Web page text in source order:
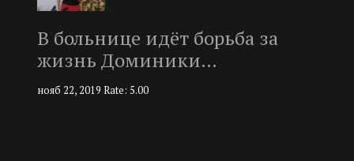
В больнице идёт борьба за
жизнь Доминики…
нояб 22, 2019 Rate: 5.00